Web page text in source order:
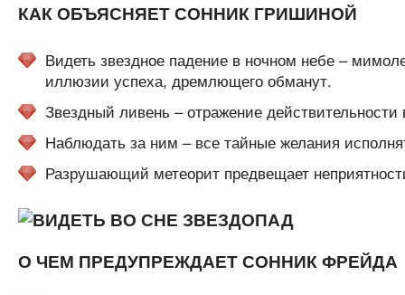
КАК ОБЪЯСНЯЕТ СОННИК ГРИШИНОЙ
Видеть звездное падение в ночном небе –
иллюзии успеха, дремлющего обманут.
Звездный ливень – отражение
Наблюдать за ним – все тайные желания
Разрушающий метеорит предвещает
О ЧЕМ ПРЕДУПРЕЖДАЕТ СОННИК ФРЕЙДА